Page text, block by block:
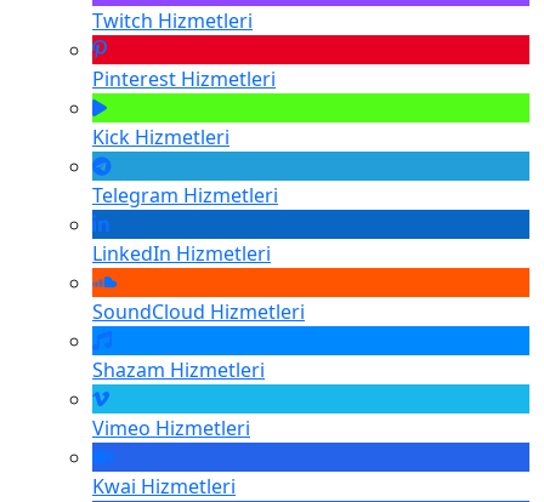
Twitch Hizmetleri
Pinterest Hizmetleri
Kick Hizmetleri
Telegram Hizmetleri
LinkedIn Hizmetleri
SoundCloud Hizmetleri
Shazam Hizmetleri
Vimeo Hizmetleri
Kwai Hizmetleri